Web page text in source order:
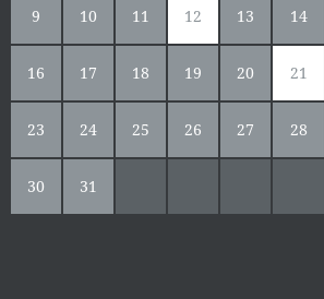
9 10 11 12 13 14
16 17 18 19 20 21
23 24 25 26 27 28
30 31